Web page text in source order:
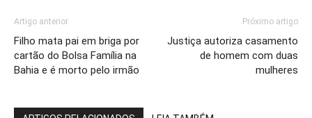
Artigo anterior
Filho mata pai em briga por
cartão do Bolsa Família na
Bahia e é morto pelo irmão
Próximo artigo
Justiça autoriza casamento
de homem com duas
mulheres